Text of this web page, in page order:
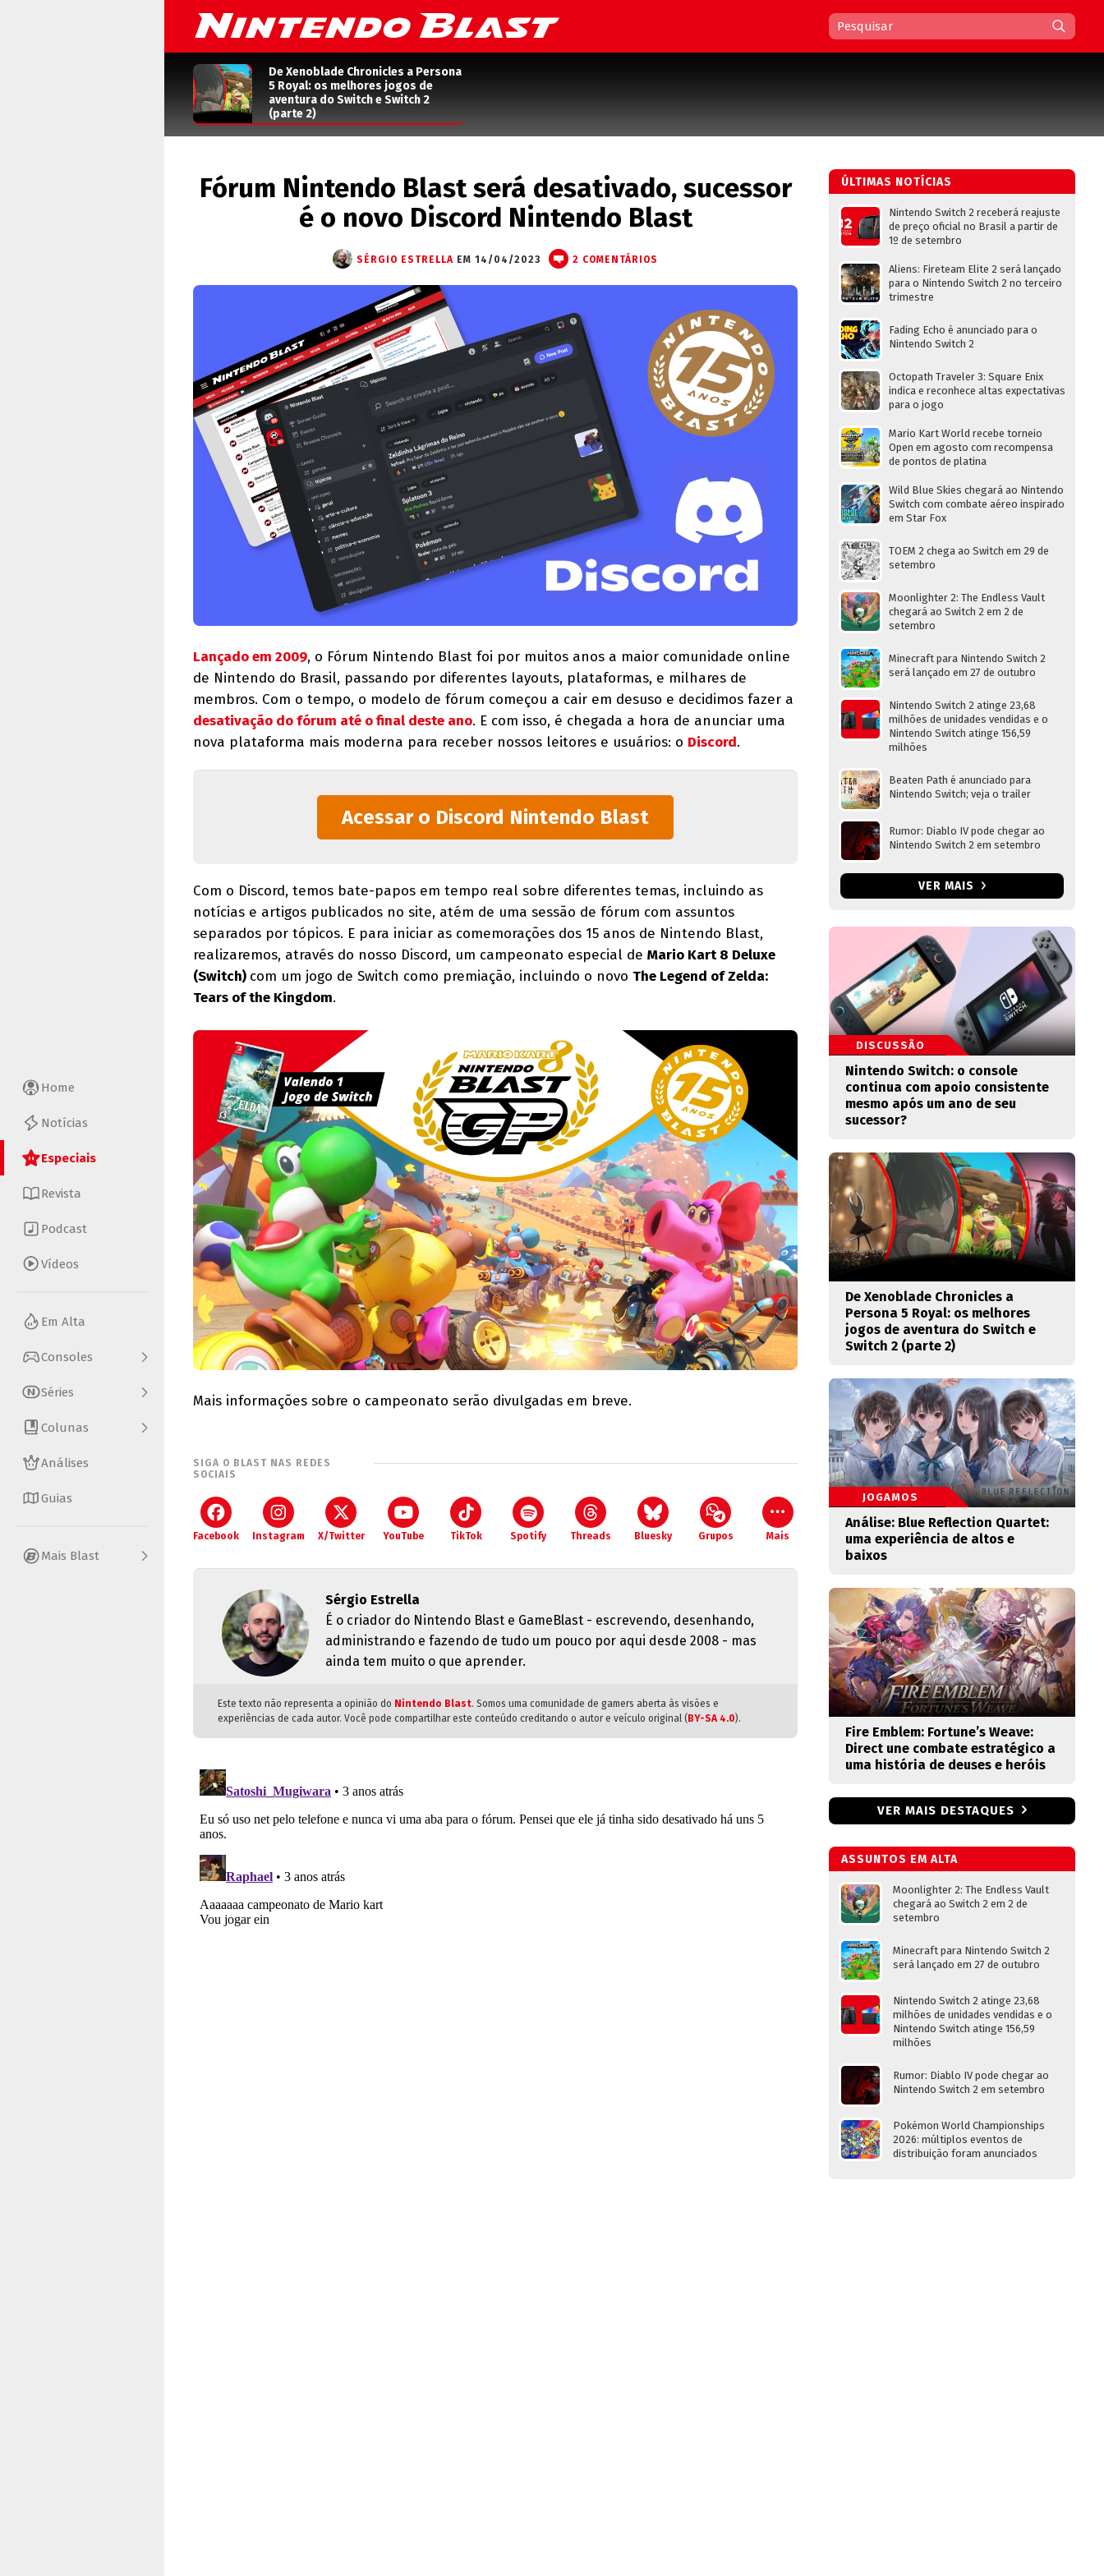
Home
Notícias
Especiais
Revista
Podcast
Vídeos
Em Alta
Consoles
Séries
Colunas
Análises
Guias
Mais Blast
De Xenoblade Chronicles a Persona
5 Royal: os melhores jogos de
aventura do Switch e Switch 2
(parte 2)
Fórum Nintendo Blast será desativado, sucessor
é o novo Discord Nintendo Blast
SÉRGIO ESTRELLA EM 14/04/2023 2 COMENTÁRIOS
Lançado em 2009, o Fórum Nintendo Blast foi por muitos anos a maior comunidade online
de Nintendo do Brasil, passando por diferentes layouts, plataformas, e milhares de
membros. Com o tempo, o modelo de fórum começou a cair em desuso e decidimos fazer a
desativação do fórum até o final deste ano. E com isso, é chegada a hora de anunciar uma
nova plataforma mais moderna para receber nossos leitores e usuários: o Discord.
Acessar o Discord Nintendo Blast
Com o Discord, temos bate-papos em tempo real sobre diferentes temas, incluindo as
notícias e artigos publicados no site, atém de uma sessão de fórum com assuntos
separados por tópicos. E para iniciar as comemorações dos 15 anos de Nintendo Blast,
realizaremos, através do nosso Discord, um campeonato especial de Mario Kart 8 Deluxe
(Switch) com um jogo de Switch como premiação, incluindo o novo The Legend of Zelda:
Tears of the Kingdom.
Mais informações sobre o campeonato serão divulgadas em breve.
SIGA O BLAST NAS REDES
SOCIAIS
Facebook Instagram X/Twitter YouTube TikTok Spotify Threads Bluesky Grupos Mais
Sérgio Estrella
É o criador do Nintendo Blast e GameBlast - escrevendo, desenhando,
administrando e fazendo de tudo um pouco por aqui desde 2008 - mas
ainda tem muito o que aprender.
Este texto não representa a opinião do Nintendo Blast. Somos uma comunidade de gamers aberta às visões e
experiências de cada autor. Você pode compartilhar este conteúdo creditando o autor e veículo original ( BY-SA 4.0).
ÚLTIMAS NOTÍCIAS
Nintendo Switch 2 receberá reajuste
de preço oficial no Brasil a partir de
1º de setembro
Aliens: Fireteam Elite 2 será lançado
para o Nintendo Switch 2 no terceiro
trimestre
Fading Echo é anunciado para o
Nintendo Switch 2
Octopath Traveler 3: Square Enix
indica e reconhece altas expectativas
para o jogo
Mario Kart World recebe torneio
Open em agosto com recompensa
de pontos de platina
Wild Blue Skies chegará ao Nintendo
Switch com combate aéreo inspirado
em Star Fox
TOEM 2 chega ao Switch em 29 de
setembro
Moonlighter 2: The Endless Vault
chegará ao Switch 2 em 2 de
setembro
Minecraft para Nintendo Switch 2
será lançado em 27 de outubro
Nintendo Switch 2 atinge 23,68
milhões de unidades vendidas e o
Nintendo Switch atinge 156,59
milhões
Beaten Path é anunciado para
Nintendo Switch; veja o trailer
Rumor: Diablo IV pode chegar ao
Nintendo Switch 2 em setembro
VER MAIS
DISCUSSÃO
Nintendo Switch: o console
continua com apoio consistente
mesmo após um ano de seu
sucessor?
De Xenoblade Chronicles a
Persona 5 Royal: os melhores
jogos de aventura do Switch e
Switch 2 (parte 2)
JOGAMOS
Análise: Blue Reflection Quartet:
uma experiência de altos e
baixos
Fire Emblem: Fortune’s Weave:
Direct une combate estratégico a
uma história de deuses e heróis
VER MAIS DESTAQUES
ASSUNTOS EM ALTA
Moonlighter 2: The Endless Vault
chegará ao Switch 2 em 2 de
setembro
Minecraft para Nintendo Switch 2
será lançado em 27 de outubro
Nintendo Switch 2 atinge 23,68
milhões de unidades vendidas e o
Nintendo Switch atinge 156,59
milhões
Rumor: Diablo IV pode chegar ao
Nintendo Switch 2 em setembro
Pokémon World Championships
2026: múltiplos eventos de
distribuição foram anunciados